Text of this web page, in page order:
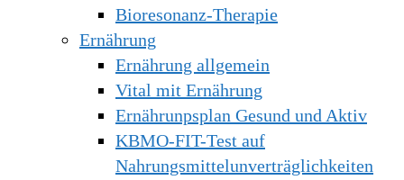
Bioresonanz-Therapie
Ernährung
Ernährung allgemein
Vital mit Ernährung
Ernährunpsplan Gesund und Aktiv
KBMO-FIT-Test auf
Nahrungsmittelunverträglichkeiten